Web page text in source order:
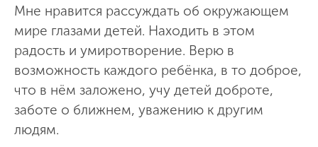
Мне нравится рассуждать об окружающем
мире глазами детей. Находить в этом
радость и умиротворение. Верю в
возможность каждого ребёнка, в то доброе,
что в нём заложено, учу детей доброте,
заботе о ближнем, уважению к другим
людям.